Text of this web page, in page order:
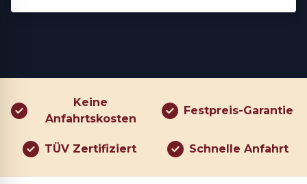
Keine
Anfahrtskosten
Festpreis-Garantie
TÜV Zertifiziert Schnelle Anfahrt